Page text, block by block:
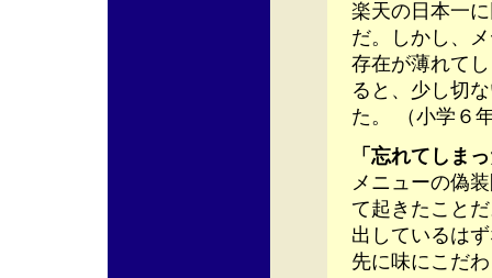
楽天の日本一
だ。しかし、
存在が薄れて
ると、少し切
た。 （小学６
「忘れてしま
メニューの偽
て起きたこと
出しているは
先に味にこだ